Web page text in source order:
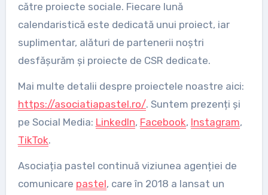
către proiecte sociale. Fiecare lună
calendaristică este dedicată unui proiect, iar
suplimentar, alături de partenerii noștri
desfășurăm și proiecte de CSR dedicate.
Mai multe detalii despre proiectele noastre aici:
https://asociatiapastel.ro/. Suntem prezenți și
pe Social Media: LinkedIn, Facebook, Instagram,
TikTok.
Asociația pastel continuă viziunea agenției de
comunicare pastel, care în 2018 a lansat un